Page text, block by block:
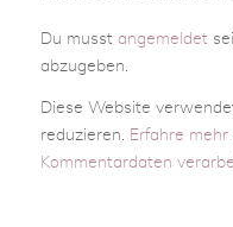
Du musst angemeldet
abzugeben.
Diese Website
reduzieren.
Erfahre
Kommentardaten